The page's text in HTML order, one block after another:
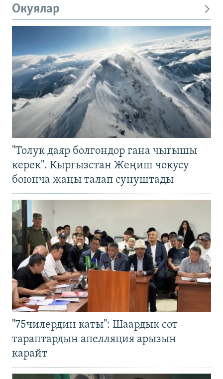
Окуялар
"Толук даяр болгондор гана чыгышы
керек". Кыргызстан Жеңиш чокусу
боюнча жаңы талап сунуштады
"75чилердин каты": Шаардык сот
тараптардын апелляция арызын
карайт